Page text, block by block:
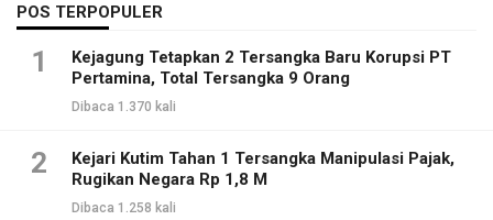
POS TERPOPULER
1
Kejagung Tetapkan 2 Tersangka Baru Korupsi PT
Pertamina, Total Tersangka 9 Orang
Dibaca 1.370 kali
2
Kejari Kutim Tahan 1 Tersangka Manipulasi Pajak,
Rugikan Negara Rp 1,8 M
Dibaca 1.258 kali